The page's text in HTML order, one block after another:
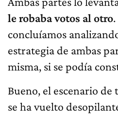
le robaba votos al otro
concluíamos
estrategia de ambas
misma, si se podía
Bueno, el escenario
se ha vuelto